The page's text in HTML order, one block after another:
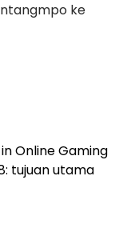
ke
Online Gaming
tujuan utama